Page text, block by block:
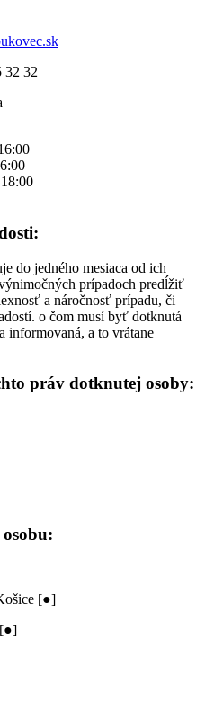
32 32
do jedného mesiaca od ich
prípadoch predĺžiť
a náročnosť prípadu, či
o čom musí byť dotknutá
informovaná, a to vrátane
práv dotknutej osoby:
[●]
[●]